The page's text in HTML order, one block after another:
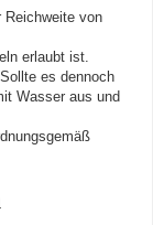
Reichweite von
erlaubt ist.
es dennoch
Wasser aus und